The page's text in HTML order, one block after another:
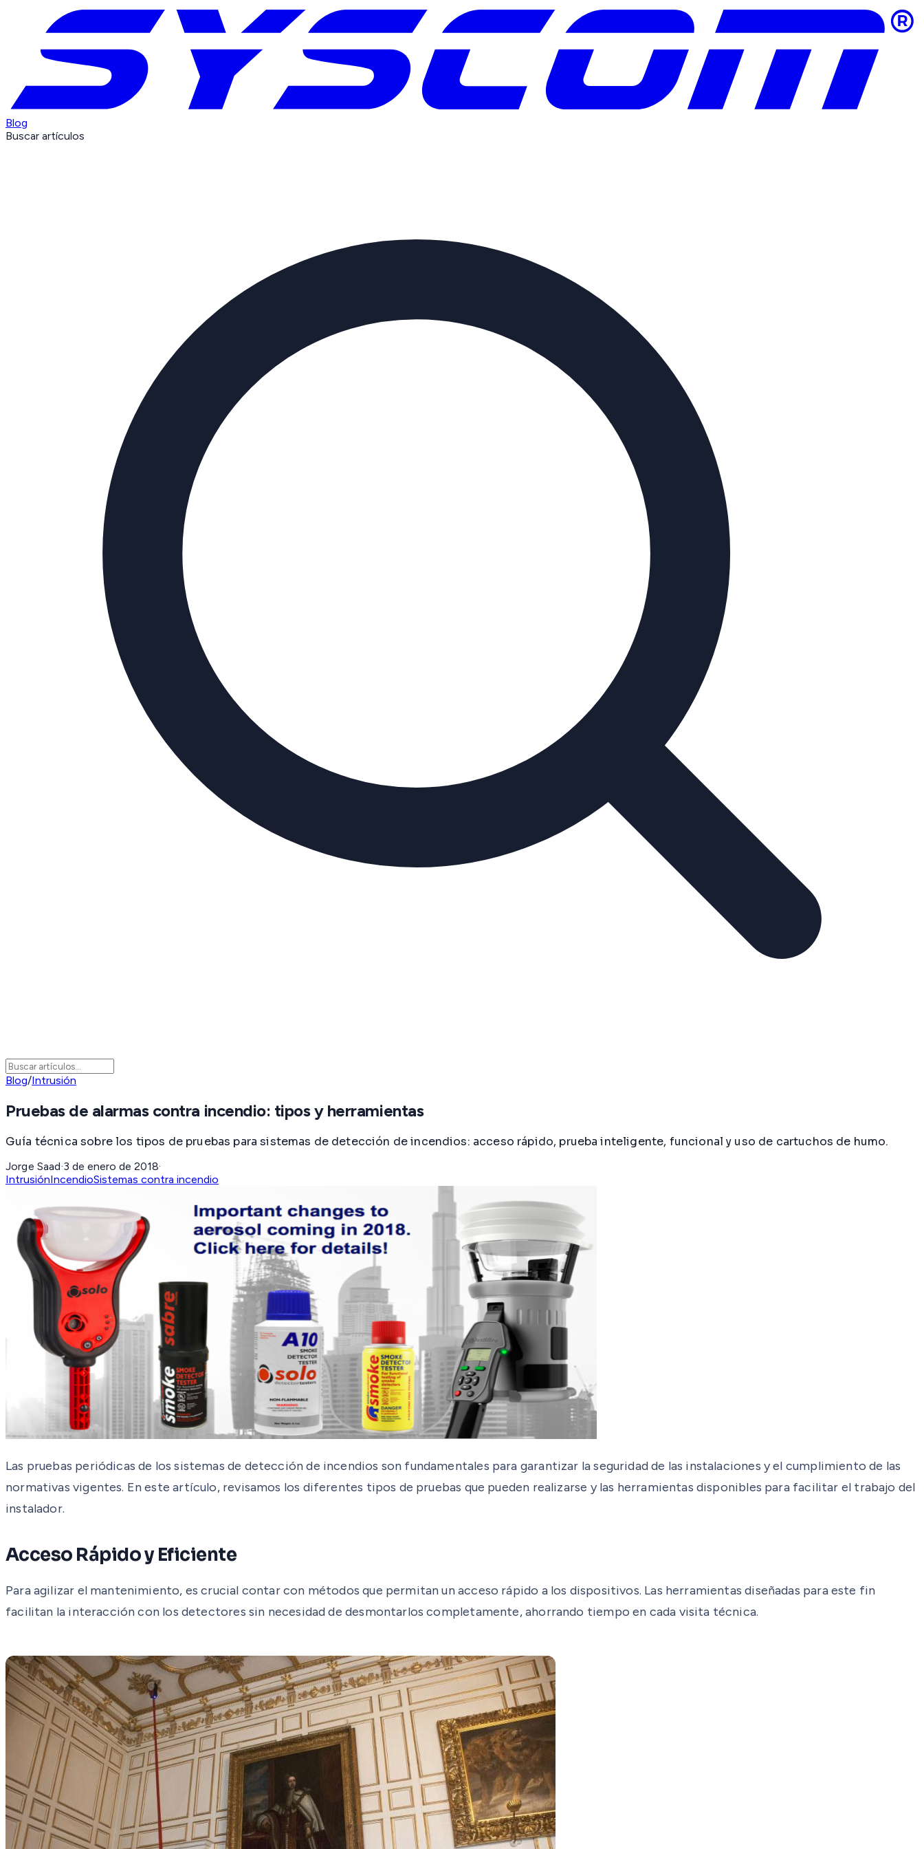
Blog
Buscar artículos
Blog/Intrusión
Pruebas de alarmas contra incendio: tipos y herramientas
Guía técnica sobre los tipos de pruebas para sistemas de detección de incendios: acceso rápido, prueba inteligente, funcional y uso de cartuchos de humo.
Jorge Saad·3 de enero de 2018·
IntrusiónIncendioSistemas contra incendio
Las pruebas periódicas de los sistemas de detección de incendios son fundamentales para garantizar la seguridad de las instalaciones y el cumplimiento de las
normativas vigentes. En este artículo, revisamos los diferentes tipos de pruebas que pueden realizarse y las herramientas disponibles para facilitar el trabajo del
instalador.
Acceso Rápido y Eficiente
Para agilizar el mantenimiento, es crucial contar con métodos que permitan un acceso rápido a los dispositivos. Las herramientas diseñadas para este fin
facilitan la interacción con los detectores sin necesidad de desmontarlos completamente, ahorrando tiempo en cada visita técnica.